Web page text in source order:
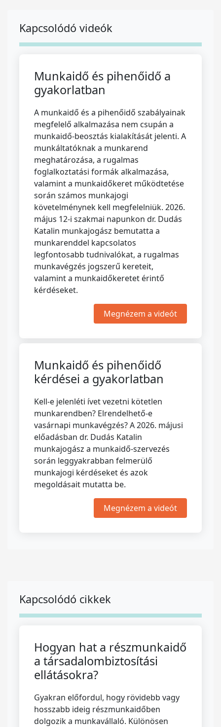
Kapcsolódó videók
Munkaidő és pihenőidő a
gyakorlatban
A munkaidő és a pihenőidő szabályainak
megfelelő alkalmazása nem csupán a
munkaidő-beosztás kialakítását jelenti. A
munkáltatóknak a munkarend
meghatározása, a rugalmas
foglalkoztatási formák alkalmazása,
valamint a munkaidőkeret működtetése
során számos munkajogi
követelménynek kell megfelelniük. 2026.
május 12-i szakmai napunkon dr. Dudás
Katalin munkajogász bemutatta a
munkarenddel kapcsolatos
legfontosabb tudnivalókat, a rugalmas
munkavégzés jogszerű kereteit,
valamint a munkaidőkeretet érintő
kérdéseket.
Megnézem a videót
Munkaidő és pihenőidő
kérdései a gyakorlatban
Kell-e jelenléti ívet vezetni kötetlen
munkarendben? Elrendelhető-e
vasárnapi munkavégzés? A 2026. májusi
előadásban dr. Dudás Katalin
munkajogász a munkaidő-szervezés
során leggyakrabban felmerülő
munkajogi kérdéseket és azok
megoldásait mutatta be.
Megnézem a videót
Kapcsolódó cikkek
Hogyan hat a részmunkaidő
a társadalombiztosítási
ellátásokra?
Gyakran előfordul, hogy rövidebb vagy
hosszabb ideig részmunkaidőben
dolgozik a munkavállaló. Különösen